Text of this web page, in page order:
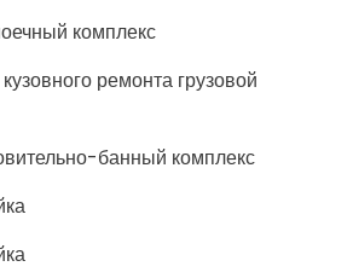
комплекс
ремонта грузовой
банный комплекс